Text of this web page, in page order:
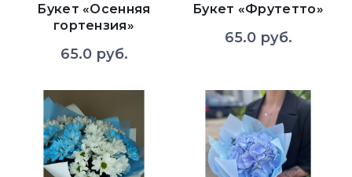
Букет «Осенняя
гортензия»
65.0 руб.
Букет «Фрутетто»
65.0 руб.